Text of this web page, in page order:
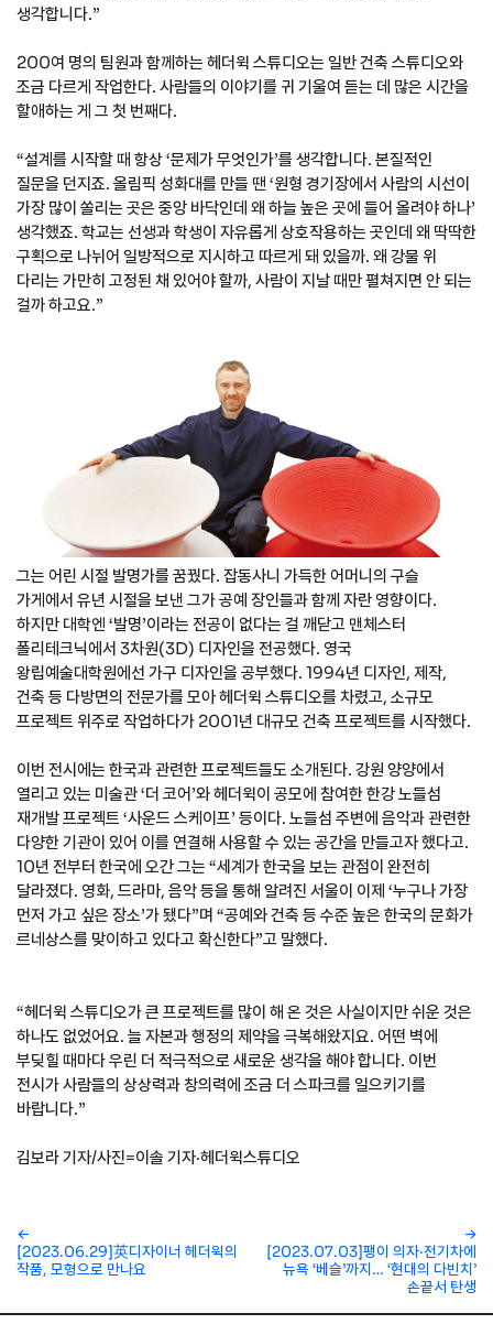
생각합니다.”
200여 명의 팀원과 함께하는 헤더윅 스튜디오는 일반 건축 스튜디오와
조금 다르게 작업한다. 사람들의 이야기를 귀 기울여 듣는 데 많은 시간을
할애하는 게 그 첫 번째다.
“설계를 시작할 때 항상 ‘문제가 무엇인가’를 생각합니다. 본질적인
질문을 던지죠. 올림픽 성화대를 만들 땐 ‘원형 경기장에서 사람의 시선이
가장 많이 쏠리는 곳은 중앙 바닥인데 왜 하늘 높은 곳에 들어 올려야 하나’
생각했죠. 학교는 선생과 학생이 자유롭게 상호작용하는 곳인데 왜 딱딱한
구획으로 나뉘어 일방적으로 지시하고 따르게 돼 있을까. 왜 강물 위
다리는 가만히 고정된 채 있어야 할까, 사람이 지날 때만 펼쳐지면 안 되는
걸까 하고요.”
그는 어린 시절 발명가를 꿈꿨다. 잡동사니 가득한 어머니의 구슬
가게에서 유년 시절을 보낸 그가 공예 장인들과 함께 자란 영향이다.
하지만 대학엔 ‘발명’이라는 전공이 없다는 걸 깨닫고 맨체스터
폴리테크닉에서 3차원(3D) 디자인을 전공했다. 영국
왕립예술대학원에선 가구 디자인을 공부했다. 1994년 디자인, 제작,
건축 등 다방면의 전문가를 모아 헤더윅 스튜디오를 차렸고, 소규모
프로젝트 위주로 작업하다가 2001년 대규모 건축 프로젝트를 시작했다.
이번 전시에는 한국과 관련한 프로젝트들도 소개된다. 강원 양양에서
열리고 있는 미술관 ‘더 코어’와 헤더윅이 공모에 참여한 한강 노들섬
재개발 프로젝트 ‘사운드 스케이프’ 등이다. 노들섬 주변에 음악과 관련한
다양한 기관이 있어 이를 연결해 사용할 수 있는 공간을 만들고자 했다고.
10년 전부터 한국에 오간 그는 “세계가 한국을 보는 관점이 완전히
달라졌다. 영화, 드라마, 음악 등을 통해 알려진 서울이 이제 ‘누구나 가장
먼저 가고 싶은 장소’가 됐다”며 “공예와 건축 등 수준 높은 한국의 문화가
르네상스를 맞이하고 있다고 확신한다”고 말했다.
“헤더윅 스튜디오가 큰 프로젝트를 많이 해 온 것은 사실이지만 쉬운 것은
하나도 없었어요. 늘 자본과 행정의 제약을 극복해왔지요. 어떤 벽에
부딪힐 때마다 우린 더 적극적으로 새로운 생각을 해야 합니다. 이번
전시가 사람들의 상상력과 창의력에 조금 더 스파크를 일으키기를
바랍니다.”
김보라 기자/사진=이솔 기자·헤더윅스튜디오
←
[2023.06.29]英디자이너 헤더윅의
작품, 모형으로 만나요
[2023.07.03]팽이 의자·전기차에
뉴욕 ‘베슬’까지… ‘현대의 다빈치’
손끝서 탄생
→